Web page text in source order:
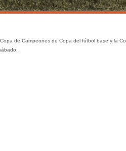
de Campeones de Copa del fútbol base y la